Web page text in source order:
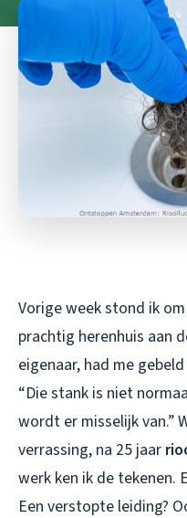
Vorige week stond ik
prachtig herenhuis aan
eigenaar, had me
“Die stank is niet
wordt er misselijk van.”
verrassing, na 25 jaar
werk ken ik de tekenen.
Een verstopte leiding?